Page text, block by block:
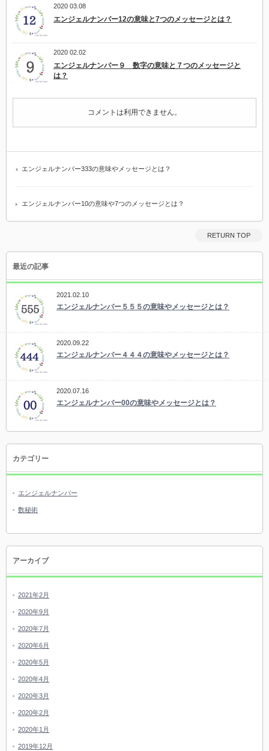
2020 03.08
エンジェルナンバー12の意味と7つのメッセージとは？
2020 02.02
エンジェルナンバー９ 数字の意味と７つのメッセージと
は？
コメントは利用できません。
エンジェルナンバー333の意味やメッセージとは？
エンジェルナンバー10の意味や7つのメッセージとは？
RETURN TOP
最近の記事
2021.02.10
エンジェルナンバー５５５の意味やメッセージとは？
2020.09.22
エンジェルナンバー４４４の意味やメッセージとは？
2020.07.16
エンジェルナンバー00の意味やメッセージとは？
カテゴリー
エンジェルナンバー
数秘術
アーカイブ
2021年2月
2020年9月
2020年7月
2020年6月
2020年5月
2020年4月
2020年3月
2020年2月
2020年1月
2019年12月